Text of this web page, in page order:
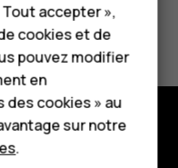
accepter »,
cookies et de
pouvez modifier
en
cookies » au
sur notre
.